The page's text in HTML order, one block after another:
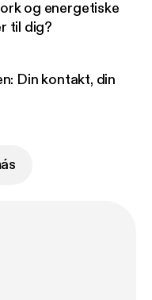
og energetiske
til dig?
Din kontakt, din